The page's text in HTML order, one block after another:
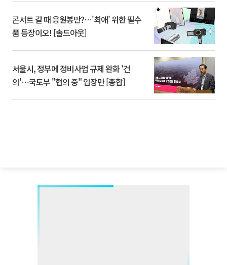
콘서트 갈 때 응원봉만?⋯'최애' 위한 필수
품 등장이오! [솔드아웃]
서울시, 정부에 정비사업 규제 완화 '건
의'⋯국토부 "협의 중" 입장만 [종합]